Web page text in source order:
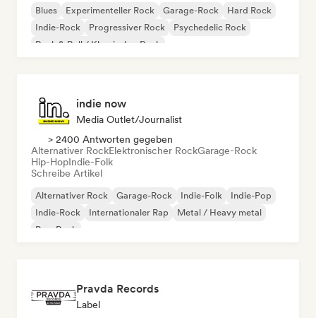
Blues Experimenteller Rock Garage-Rock
Hard Rock
Indie-Rock
Progressiver Rock
Psychedelic Rock
Rock & Roll / Klassischer Rock
indie now
Media Outlet/Journalist
> 2400 Antworten gegeben
Alternativer RockElektronischer RockGarage-Rock
Hip-HopIndie-Folk
Schreibe Artikel
Alternativer Rock Garage-Rock Indie-Folk
Indie-Pop
Indie-Rock
Internationaler Rap
Metal / Heavy metal
Pop-Rock
Pravda Records
Label